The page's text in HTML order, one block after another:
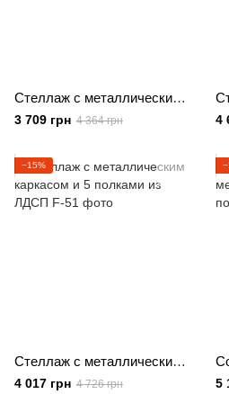
Стеллаж с металлическим каркасом и 8 полками из ЛДСП
3 709 грн 4 364 грн 4
−15%
Стеллаж с металлическим каркасом и 5 полками из ЛДСП
4 017 грн 4 726 грн 5